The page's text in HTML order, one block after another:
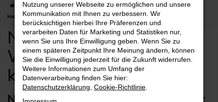
Startseite Wiesbaden Nissan
Nissan X-Trail für Wiesbaden günstig
kaufen mit Lieferservice
Nissan X-Trail für
Wiesbaden günstig
kaufen mit Lieferservice
Nutzung unserer Webseite zu ermöglichen und unsere
Kommunikation mit Ihnen zu verbessern. Wir
berücksichtigen hierbei Ihre Präferenzen und
verarbeiten Daten für Marketing und Statistiken nur,
wenn Sie uns Ihre Einwilligung geben. Wenn Sie zu
einem späteren Zeitpunkt Ihre Meinung ändern, können
Sie die Einwilligung jederzeit für die Zukunft widerrufen.
Weitere Informationen zum Umfang der
Datenverarbeitung finden Sie hier:
Datenschutzerklärung Cookie-Richtlinie